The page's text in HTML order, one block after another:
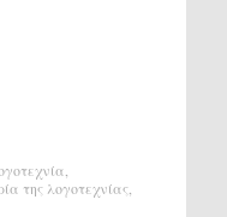
της λογοτεχνίας,